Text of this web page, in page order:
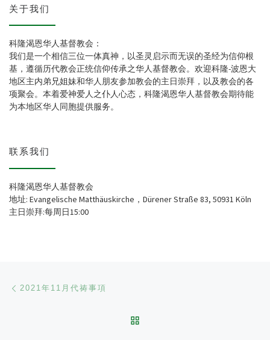
关于我们
科隆渴恩华人基督教会：
我们是一个相信三位一体真神，以圣灵启示而无误的圣经为信仰根
基，遵循历代教会正统信仰传承之华人基督教会。欢迎科隆-波恩大
地区主内弟兄姐妹和华人朋友参加教会的主日崇拜，以及教会的各
项聚会。本着爱神爱人之仆人心态，科隆渴恩华人基督教会期待能
为本地区华人同胞提供服务。
联系我们
科隆渴恩华人基督教会
地址: Evangelische Matthäuskirche，Dürener Straße 83, 50931 Köln
主日崇拜:每周日15:00
2021年11月代祷事項